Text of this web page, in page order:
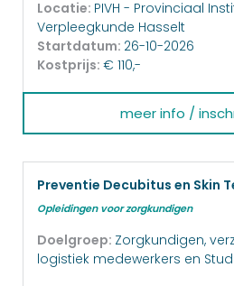
Locatie: PIVH - Provinciaal
Verpleegkunde Hasselt
Startdatum: 26-10-2026
Kostprijs: € 110,-
meer info /
Preventie Decubitus en Skin
Opleidingen voor zorgkundigen
Doelgroep: Zorgkundigen,
logistiek medewerkers en